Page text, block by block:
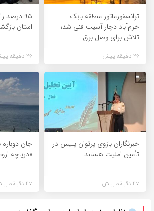
ترانسفورماتور منطقه بابک
خرم‌آباد دچار آسیب فنی شد؛
تلاش برای وصل برق
26 دقیقه پیش
۹۵ درصد
استان
26 دقیقه پیش
خبرنگاران بازوی پرتوان پلیس در
تأمین امنیت هستند
27 دقیقه پیش
جان دوباره
«دریاچه
27 دقیقه پیش